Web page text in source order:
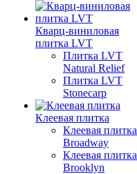
Кварц-виниловая
плитка LVT
Плитка LVT
Natural Relief
Плитка LVT
Stonecarp
Клеевая плитка
Клеевая плитка
Broadway
Клеевая плитка
Brooklyn